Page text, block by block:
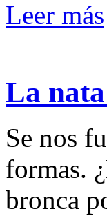
Leer más
La
Se nos
formas.
bronca